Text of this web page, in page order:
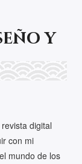
y
digital
con mi
mundo de los